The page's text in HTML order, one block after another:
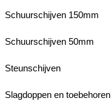
Schuurschijven 150mm
Schuurschijven 50mm
Steunschijven
Slagdoppen en toebehoren